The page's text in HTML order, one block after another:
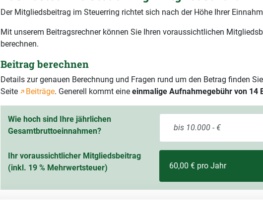
Der Mitgliedsbeitrag im Steuerring richtet sich nach der Höhe Ihrer
Mit unserem Beitragsrechner können Sie Ihren voraussichtlichen
berechnen.
Beitrag berechnen
Details zur genauen Berechnung und Fragen rund um den Betrag finden
Seite
Beiträge. Generell kommt eine einmalige Aufnahmegebühr von 14
Wie hoch sind Ihre jährlichen
Gesamtbruttoeinnahmen?
Ihr voraussichtlicher Mitgliedsbeitrag
(inkl. 19 % Mehrwertsteuer)
60,00 € pro Jahr